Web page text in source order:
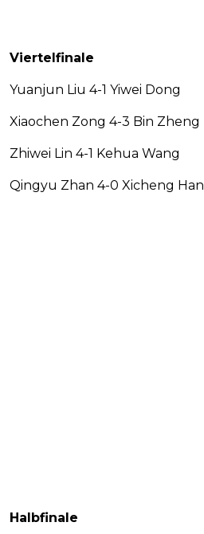
Viertelfinale
Yuanjun Liu 4-1 Yiwei Dong
Xiaochen Zong 4-3 Bin Zheng
Zhiwei Lin 4-1 Kehua Wang
Qingyu Zhan 4-0 Xicheng Han
Halbfinale